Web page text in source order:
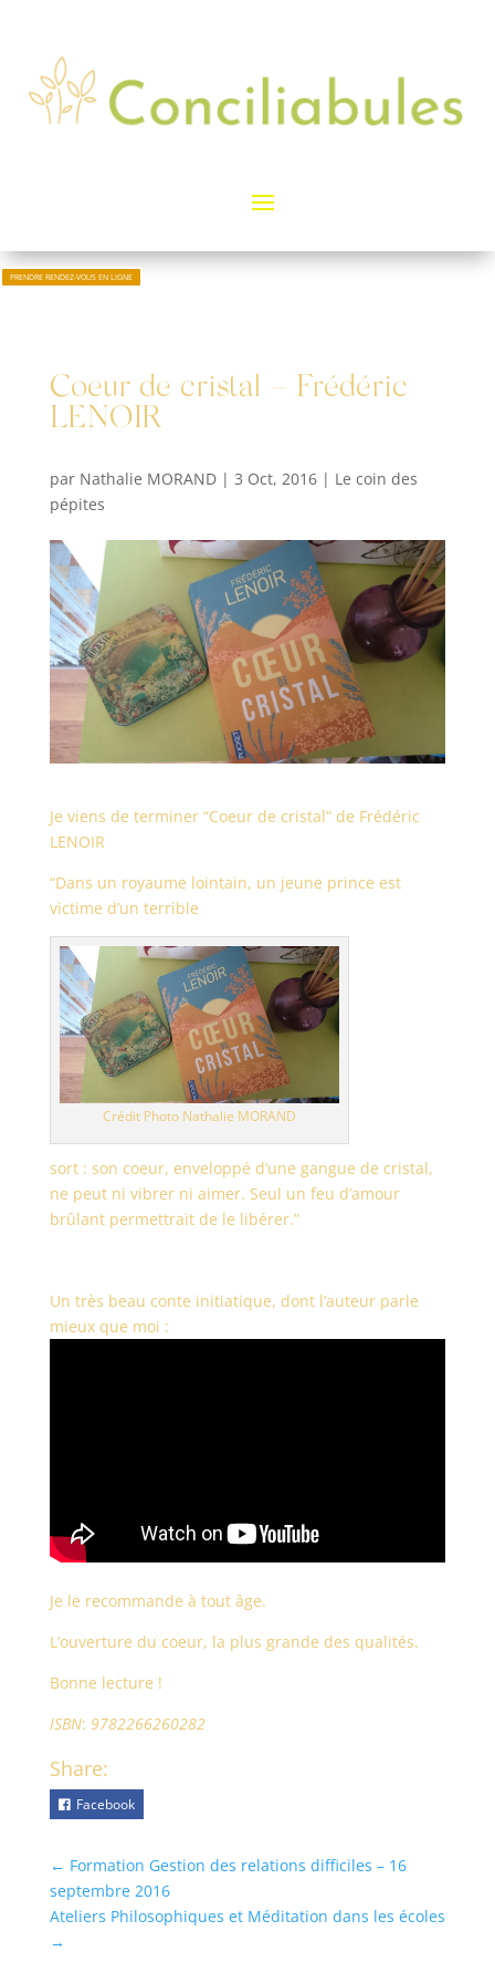
PRENDRE RENDEZ-VOUS EN LIGNE
Coeur de cristal – Frédéric
LENOIR
par Nathalie MORAND| 3 Oct, 2016| Le coin des
pépites
Je viens de terminer “Coeur de cristal” de Frédéric
LENOIR
“Dans un royaume lointain, un jeune prince est
victime d’un terrible
Crédit Photo Nathalie MORAND
sort : son coeur, enveloppé d’une gangue de cristal,
ne peut ni vibrer ni aimer. Seul un feu d’amour
brûlant permettrait de le libérer.”
Un très beau conte initiatique, dont l’auteur parle
mieux que moi :
Je le recommande à tout âge.
L’ouverture du coeur, la plus grande des qualités.
Bonne lecture !
ISBN: 9782266260282
Share:
Facebook
← Formation Gestion des relations difficiles – 16
septembre 2016
Ateliers Philosophiques et Méditation dans les écoles
→